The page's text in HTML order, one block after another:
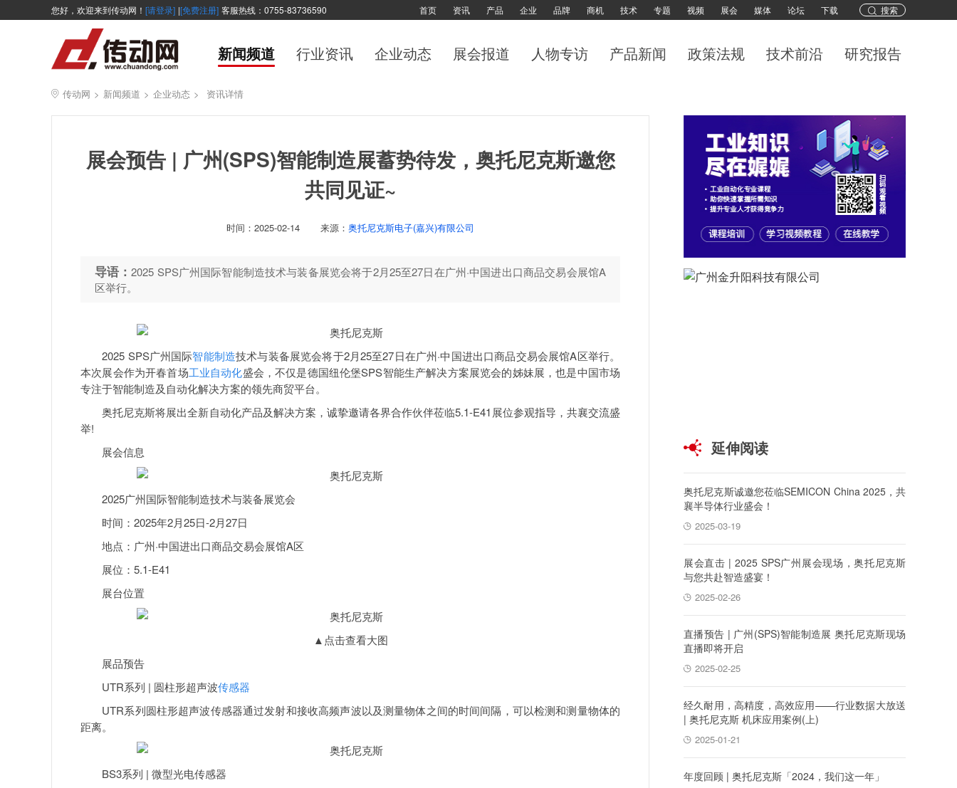
您好，欢迎来到传动网！ [请登录] |[免费注册] 客服热线：0755-83736590 搜索
首页 资讯 产品 企业 品牌 商机 技术 专题 视频 展会 媒体 论坛 下载
新闻频道 行业资讯 企业动态 展会报道 人物专访 产品新闻 政策法规 技术前沿 研究报告
传动网 > 新闻频道 > 企业动态 > 资讯详情
展会预告 | 广州(SPS)智能制造展蓄势待发，奥托尼克斯邀您
共同见证~
时间： 2025-02-14 来源： 奥托尼克斯电子(嘉兴)有限公司
导语：2025 SPS广州国际智能制造技术与装备展览会将于2月25至27日在广州·中国进出口商品交易会展馆A
区举行。
2025 SPS广州国际智能制造技术与装备展览会将于2月25至27日在广州·中国进出口商品交易会展馆A区举行。
本次展会作为开春首场工业自动化盛会，不仅是德国纽伦堡SPS智能生产解决方案展览会的姊妹展，也是中国市场
专注于智能制造及自动化解决方案的领先商贸平台。
奥托尼克斯将展出全新自动化产品及解决方案，诚挚邀请各界合作伙伴莅临5.1-E41展位参观指导，共襄交流盛
举!
展会信息
2025广州国际智能制造技术与装备展览会
时间：2025年2月25日-2月27日
地点：广州·中国进出口商品交易会展馆A区
展位：5.1-E41
展台位置
▲点击查看大图
展品预告
UTR系列 | 圆柱形超声波传感器
UTR系列圆柱形超声波传感器通过发射和接收高频声波以及测量物体之间的时间间隔，可以检测和测量物体的
距离。
BS3系列 | 微型光电传感器
延伸阅读
奥托尼克斯诚邀您莅临SEMICON China 2025，共
襄半导体行业盛会！
2025-03-19
展会直击 | 2025 SPS广州展会现场，奥托尼克斯
与您共赴智造盛宴！
2025-02-26
直播预告 | 广州(SPS)智能制造展 奥托尼克斯现场
直播即将开启
2025-02-25
经久耐用，高精度，高效应用——行业数据大放送
| 奥托尼克斯 机床应用案例(上)
2025-01-21
年度回顾 | 奥托尼克斯「2024，我们这一年」